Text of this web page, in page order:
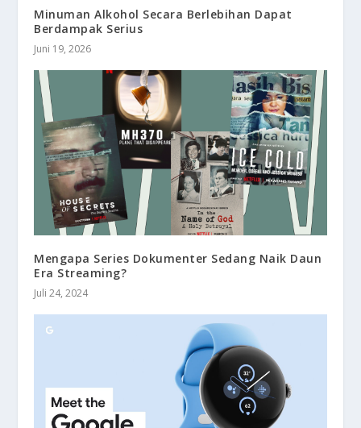
Minuman Alkohol Secara Berlebihan Dapat
Berdampak Serius
Juni 19, 2026
Mengapa Series Dokumenter Sedang Naik Daun
Era Streaming?
Juli 24, 2024